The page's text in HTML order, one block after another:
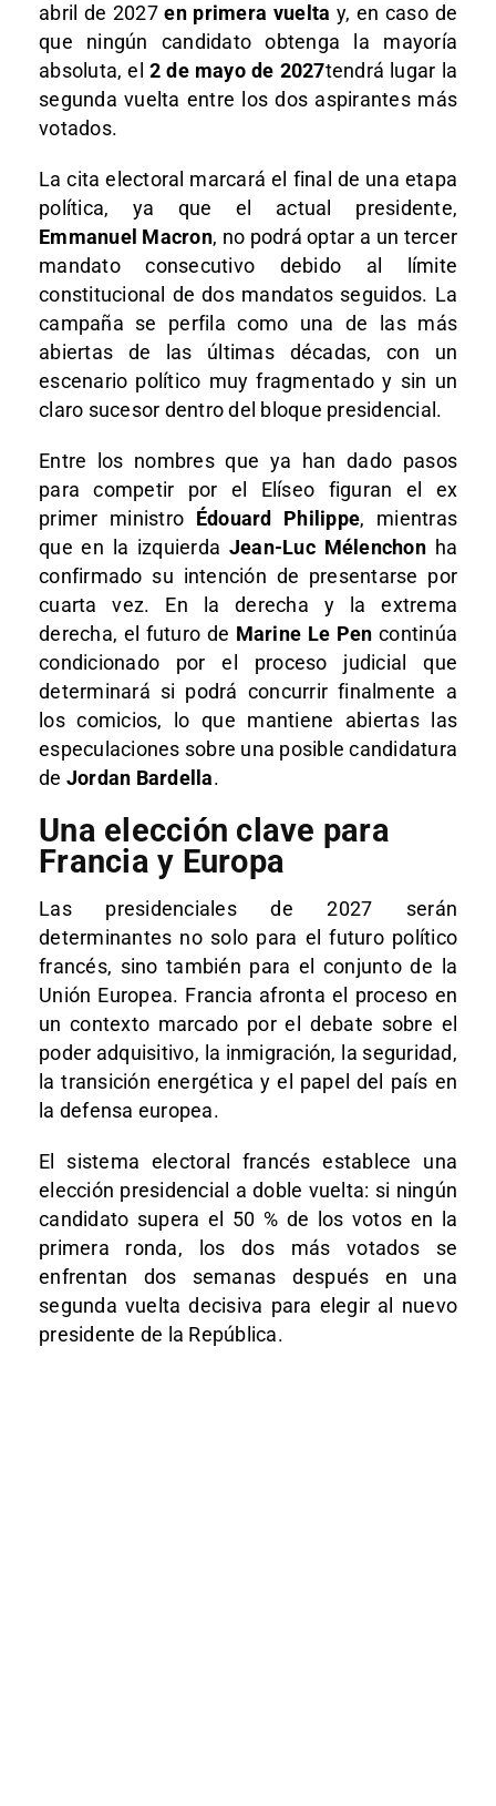
abril de 2027en primera vuelta y, en caso de
que ningún candidato obtenga la mayoría
absoluta, el 2 de mayo de 2027tendrá lugar la
segunda vuelta entre los dos aspirantes más
votados.
La cita electoral marcará el final de una etapa
política, ya que el actual presidente,
Emmanuel Macron, no podrá optar a un tercer
mandato consecutivo debido al límite
constitucional de dos mandatos seguidos. La
campaña se perfila como una de las más
abiertas de las últimas décadas, con un
escenario político muy fragmentado y sin un
claro sucesor dentro del bloque presidencial.
Entre los nombres que ya han dado pasos
para competir por el Elíseo figuran el ex
primer ministro Édouard Philippe, mientras
que en la izquierda Jean-Luc Mélenchonha
confirmado su intención de presentarse por
cuarta vez. En la derecha y la extrema
derecha, el futuro de Marine Le Pen continúa
condicionado por el proceso judicial que
determinará si podrá concurrir finalmente a
los comicios, lo que mantiene abiertas las
especulaciones sobre una posible candidatura
de Jordan Bardella.
Una elección clave para
Francia y Europa
Las presidenciales de 2027 serán
determinantes no solo para el futuro político
francés, sino también para el conjunto de la
Unión Europea. Francia afronta el proceso en
un contexto marcado por el debate sobre el
poder adquisitivo, la inmigración, la seguridad,
la transición energética y el papel del país en
la defensa europea.
El sistema electoral francés establece una
elección presidencial a doble vuelta: si ningún
candidato supera el 50 % de los votos en la
primera ronda, los dos más votados se
enfrentan dos semanas después en una
segunda vuelta decisiva para elegir al nuevo
presidente de la República.